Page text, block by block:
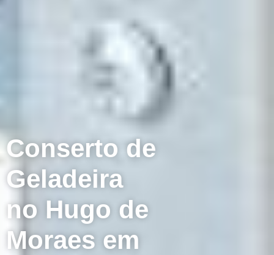
Conserto de
Geladeira
no Hugo de
Moraes em